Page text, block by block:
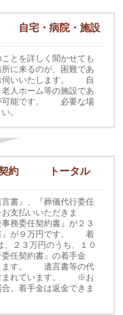
自宅・病院・施設
とを詳しく聞かせても
に来るのが、困難であ
伺いいたします。 自
人ホーム等の施設であ
可能です。 必要な場
。
成契約 トータル
言書』、『葬儀代行委任
支払いいただきま
委任契約書』が２３
』が９万円です。 着
２３万円のうち、１０
任契約書』の着手金
ます。 遺言書等の代
含まれています。 ※お
、着手金は返金できま